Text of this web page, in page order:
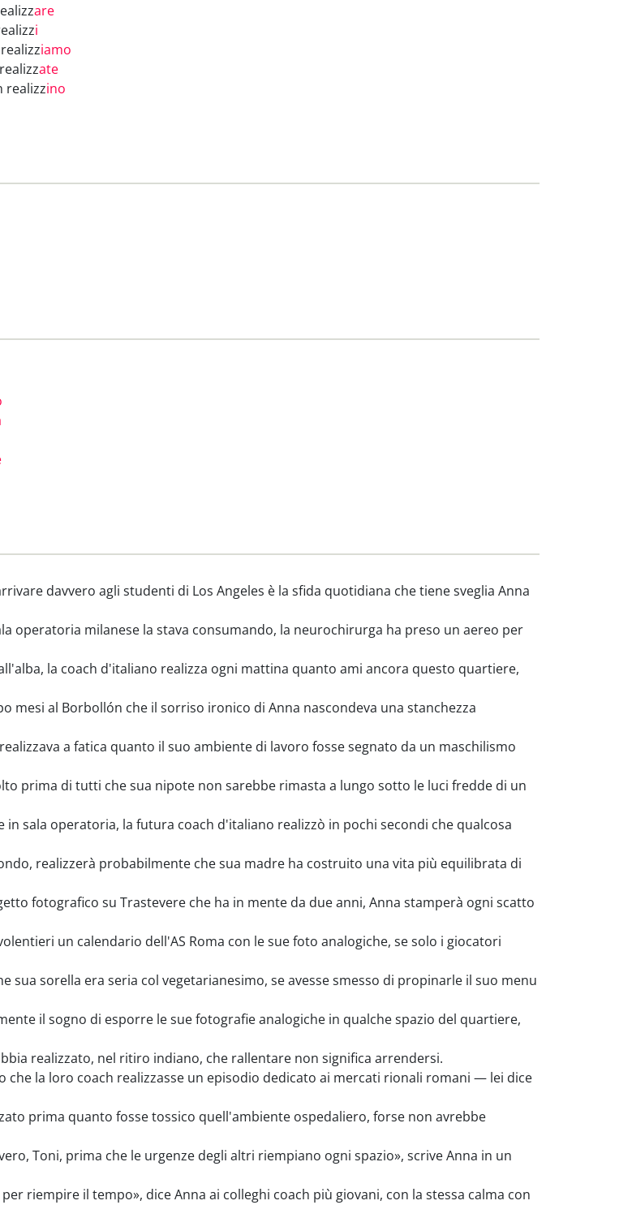
are
i
iamo
ate
realizzino
davvero agli studenti di Los Angeles è la sfida quotidiana che tiene sveglia Anna
operatoria milanese la stava consumando, la neurochirurga ha preso un aereo per
la coach d'italiano realizza ogni mattina quanto ami ancora questo quartiere,
mesi al Borbollón che il sorriso ironico di Anna nascondeva una stanchezza
a fatica quanto il suo ambiente di lavoro fosse segnato da un maschilismo
prima di tutti che sua nipote non sarebbe rimasta a lungo sotto le luci fredde di un
in sala operatoria, la futura coach d'italiano realizzò in pochi secondi che qualcosa
realizzerà probabilmente che sua madre ha costruito una vita più equilibrata di
fotografico su Trastevere che ha in mente da due anni, Anna stamperà ogni scatto
un calendario dell'AS Roma con le sue foto analogiche, se solo i giocatori
sua sorella era seria col vegetarianesimo, se avesse smesso di propinarle il suo menu
il sogno di esporre le sue fotografie analogiche in qualche spazio del quartiere,
realizzato, nel ritiro indiano, che rallentare non significa arrendersi.
la loro coach realizzasse un episodio dedicato ai mercati rionali romani — lei dice
prima quanto fosse tossico quell'ambiente ospedaliero, forse non avrebbe
Toni, prima che le urgenze degli altri riempiano ogni spazio», scrive Anna in un
riempire il tempo», dice Anna ai colleghi coach più giovani, con la stessa calma con